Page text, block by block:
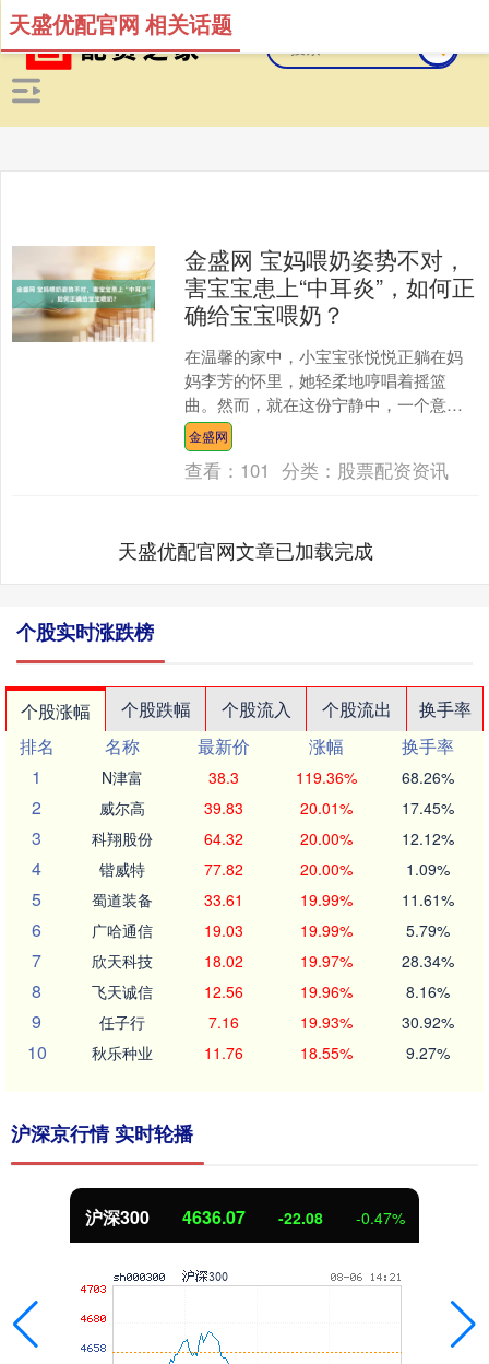
天盛优配官网 相关话题
金盛网 宝妈喂奶姿势不对，
害宝宝患上“中耳炎”，如何正
确给宝宝喂奶？
在温馨的家中，小宝宝张悦悦正躺在妈
妈李芳的怀里，她轻柔地哼唱着摇篮
曲。然而，就在这份宁静中，一个意外
悄然发生——张悦悦突然哭闹起来，耳
朵里传来了嗡嗡声。 原来，....
金盛网
查看： 101 分类： 股票配资资讯
天盛优配官网文章已加载完成
个股实时涨跌榜
个股涨幅 个股跌幅 个股流入 个股流出
换手率
排名
名称 最新价 涨幅
换手率
1
N津富 38.3 119.36% 68.26%
2 威尔高 39.83 20.01% 17.45%
3 科翔股份 64.32 20.00% 12.12%
4 锴威特 77.82 20.00% 1.09%
5 蜀道装备 33.61 19.99% 11.61%
6 广哈通信 19.03 19.99% 5.79%
7 欣天科技 18.02 19.97% 28.34%
8 飞天诚信 12.56 19.96% 8.16%
9 任子行 7.16 19.93% 30.92%
10 秋乐种业 11.76 18.55% 9.27%
沪深京行情 实时轮播
北证50 1116.61 -2.85 -0.25%